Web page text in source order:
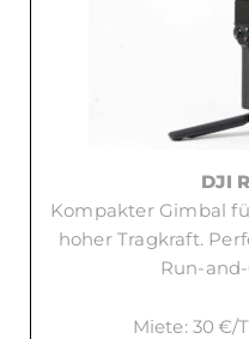
DJI
Kompakter Gimbal
hoher Tragkraft.
Run-
Miete: 30 €/